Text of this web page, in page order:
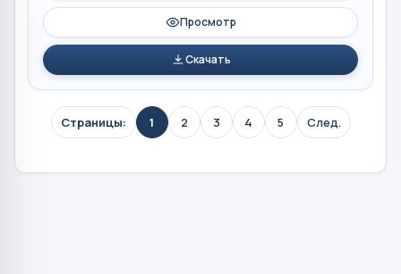
Просмотр
Скачать
Страницы: 1 2 3 4 5 След.